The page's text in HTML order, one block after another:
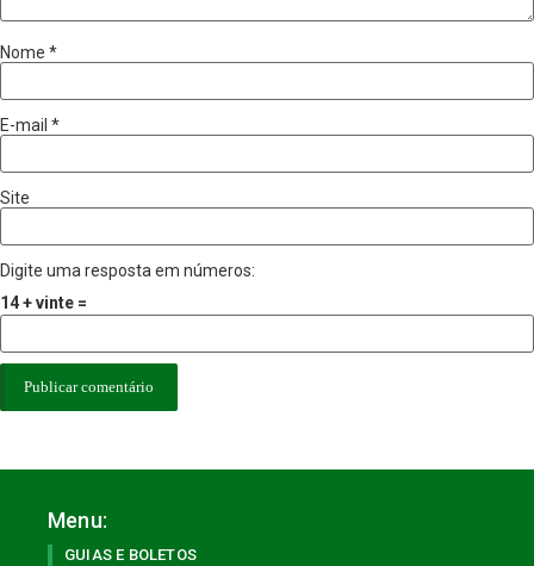
Nome *
E-mail *
Site
Digite uma resposta em números:
14 + vinte =
Menu:
GUIAS E BOLETOS